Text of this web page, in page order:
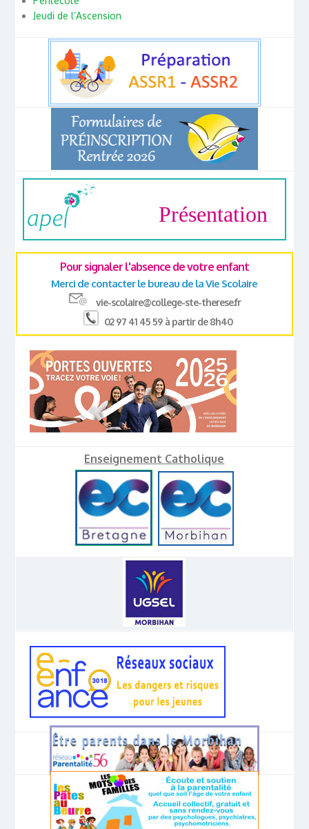
Jeudi de l’Ascension
Présentation
Pour signaler l'absence de votre enfant
Merci de contacter le bureau de la Vie Scolaire
vie-scolaire@college-ste-therese.fr
02 97 41 45 59 à partir de 8h40
Enseignement Catholique